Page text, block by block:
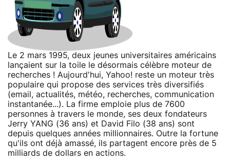
Le 2 mars 1995, deux jeunes universitaires américains
lançaient sur la toile le désormais célèbre moteur de
recherches ! Aujourd'hui, Yahoo! reste un moteur très
populaire qui propose des services très diversifiés
(email, actualités, météo, recherches, communication
instantanée...). La firme emploie plus de 7600
personnes à travers le monde, ses deux fondateurs
Jerry YANG (36 ans) et David Filo (38 ans) sont
depuis quelques années millionnaires. Outre la fortune
qu'ils ont déjà amassé, ils partagent encore près de 5
milliards de dollars en actions.